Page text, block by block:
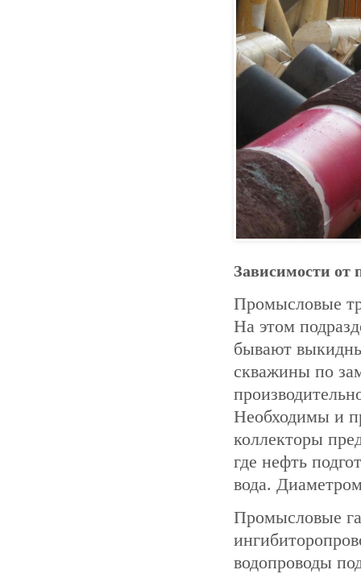
Зависимости от
Промысловые
На этом
бывают
скважины по
Необходимы и
коллекторы
где нефть
вода.
Промысловые
водопроводы